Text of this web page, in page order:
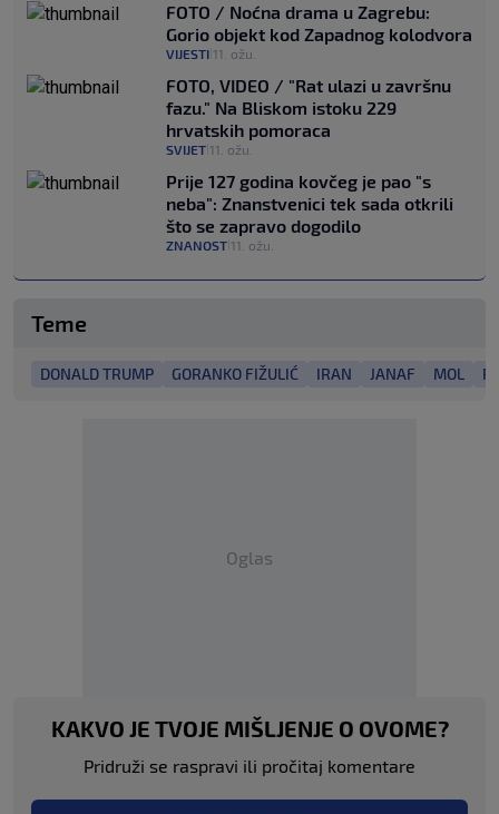
FOTO / Noćna drama u Zagrebu:
Gorio objekt kod Zapadnog kolodvora
VIJESTI 11. ožu.
FOTO, VIDEO / "Rat ulazi u završnu
fazu." Na Bliskom istoku 229
hrvatskih pomoraca
SVIJET 11. ožu.
Prije 127 godina kovčeg je pao "s
neba": Znanstvenici tek sada otkrili
što se zapravo dogodilo
ZNANOST 11. ožu.
Teme
DONALD TRUMP GORANKO FIŽULIĆ IRAN JANAF MOL
Oglas
KAKVO JE TVOJE MIŠLJENJE O OVOME?
Pridruži se raspravi ili pročitaj komentare